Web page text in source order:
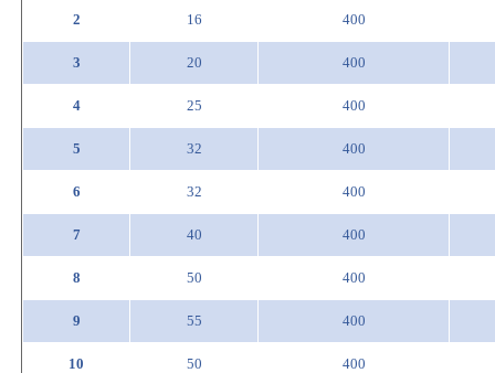
2 16 400
3 20 400
4 25 400
5 32 400
6 32 400
7 40 400
8 50 400
9 55 400
10 50 400